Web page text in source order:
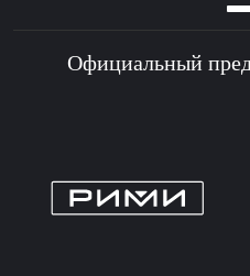
Официальный